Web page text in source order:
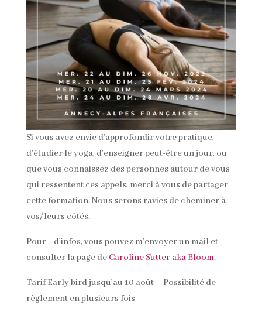
Si vous avez envie d’approfondir votre pratique,
d’étudier le yoga, d’enseigner peut-être un jour, ou
que vous connaissez des personnes autour de vous
qui ressentent ces appels, merci à vous de partager
cette formation. Nous serons ravies de cheminer à
vos/leurs côtés.
Pour + d’infos, vous pouvez m’envoyer un mail et
consulter la page de Caroline Sutter aka Bloom.
Tarif Early bird jusqu’au 10 août – Possibilité de
règlement en plusieurs fois